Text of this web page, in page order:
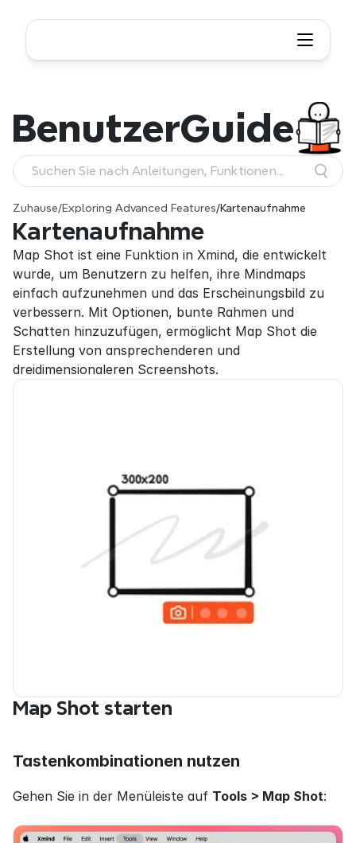
Zuhause/Exploring Advanced Features/Kartenaufnahme
Kartenaufnahme
Map Shot ist eine Funktion in Xmind, die entwickelt
wurde, um Benutzern zu helfen, ihre Mindmaps
einfach aufzunehmen und das Erscheinungsbild zu
verbessern. Mit Optionen, bunte Rahmen und
Schatten hinzuzufügen, ermöglicht Map Shot die
Erstellung von ansprechenderen und
dreidimensionaleren Screenshots.
Map Shot starten
Tastenkombinationen nutzen
Gehen Sie in der Menüleiste auf Tools > Map Shot:
BenutzerGuide
Suchen Sie nach Anleitungen, Funktionen
und Workflows